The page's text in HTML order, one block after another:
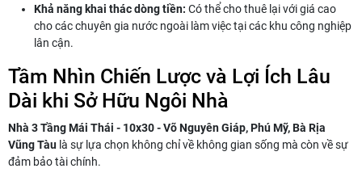
Khả năng khai thác dòng tiền: Có thể cho thuê lại với giá cao
cho các chuyên gia nước ngoài làm việc tại các khu công nghiệp
lân cận.
Tầm Nhìn Chiến Lược và Lợi Ích Lâu
Dài khi Sở Hữu Ngôi Nhà
Nhà 3 Tầng Mái Thái - 10x30 - Võ Nguyên Giáp, Phú Mỹ, Bà Rịa
Vũng Tàu là sự lựa chọn không chỉ về không gian sống mà còn về sự
đảm bảo tài chính.